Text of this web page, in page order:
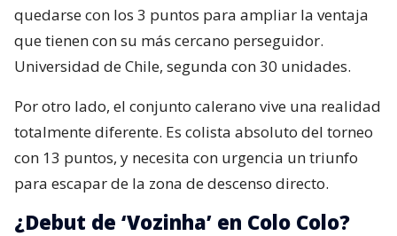
quedarse con los 3 puntos para ampliar la ventaja
que tienen con su más cercano perseguidor.
Universidad de Chile, segunda con 30 unidades.
Por otro lado, el conjunto calerano vive una realidad
totalmente diferente. Es colista absoluto del torneo
con 13 puntos, y necesita con urgencia un triunfo
para escapar de la zona de descenso directo.
¿Debut de ‘Vozinha’ en Colo Colo?